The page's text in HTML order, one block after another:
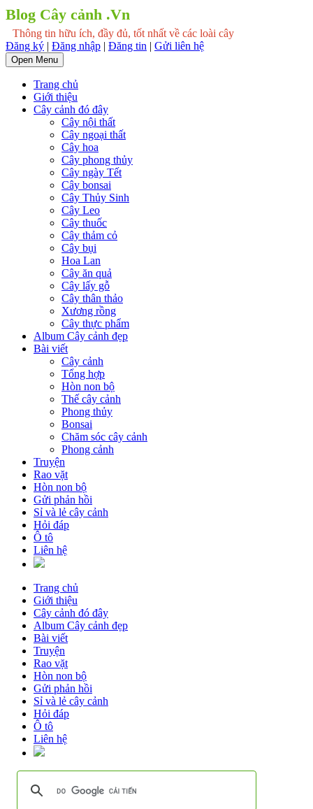
Blog Cây cảnh .Vn
Thông tin hữu ích, đầy đủ, tốt nhất về các loài cây
Đăng ký | Đăng nhập | Đăng tin | Gửi liên hệ
Open Menu
Trang chủ
Giới thiệu
Cây cảnh đó đây
Cây nội thất
Cây ngoại thất
Cây hoa
Cây phong thủy
Cây ngày Tết
Cây bonsai
Cây Thủy Sinh
Cây Leo
Cây thuốc
Cây thảm cỏ
Cây bụi
Hoa Lan
Cây ăn quả
Cây lấy gỗ
Cây thân thảo
Xương rồng
Cây thực phẩm
Album Cây cảnh đẹp
Bài viết
Cây cảnh
Tổng hợp
Hòn non bộ
Thế cây cảnh
Phong thủy
Bonsai
Chăm sóc cây cảnh
Phong cảnh
Truyện
Rao vặt
Hòn non bộ
Gửi phản hồi
Sỉ và lẻ cây cảnh
Hỏi đáp
Ô tô
Liên hệ
Trang chủ
Giới thiệu
Cây cảnh đó đây
Album Cây cảnh đẹp
Bài viết
Truyện
Rao vặt
Hòn non bộ
Gửi phản hồi
Sỉ và lẻ cây cảnh
Hỏi đáp
Ô tô
Liên hệ